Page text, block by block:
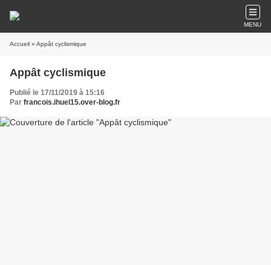
MENU
Accueil » Appât cyclismique
Appât cyclismique
Publié le 17/11/2019 à 15:16
Par francois.ihuel15.over-blog.fr